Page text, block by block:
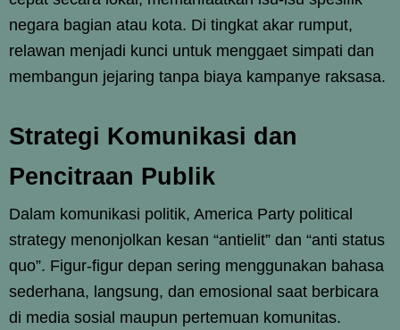
negara bagian atau kota. Di tingkat akar rumput,
relawan menjadi kunci untuk menggaet simpati dan
membangun jejaring tanpa biaya kampanye raksasa.
Strategi Komunikasi dan
Pencitraan Publik
Dalam komunikasi politik, America Party political
strategy menonjolkan kesan “antielit” dan “anti status
quo”. Figur-figur depan sering menggunakan bahasa
sederhana, langsung, dan emosional saat berbicara
di media sosial maupun pertemuan komunitas.